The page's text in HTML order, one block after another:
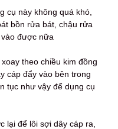
cụ này không quá khó,
bồn rửa bát, chậu rửa
được nữa
theo chiều kim đồng
cáp đẩy vào bên trong
tục như vậy để dụng cụ
lại để lôi sợi dây cáp ra,